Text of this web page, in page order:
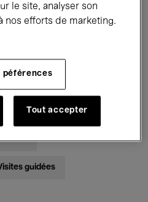
Performances
Global Music
Palace
guidées
le site, analyser son
nos efforts de marketing.
péférences
Tout accepter